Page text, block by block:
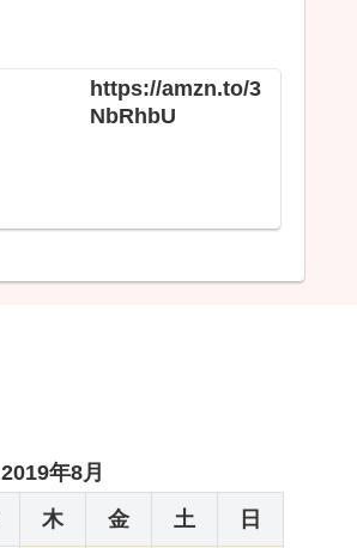
https://amzn.to/3
NbRhbU
2019年8月
木 金 土 日